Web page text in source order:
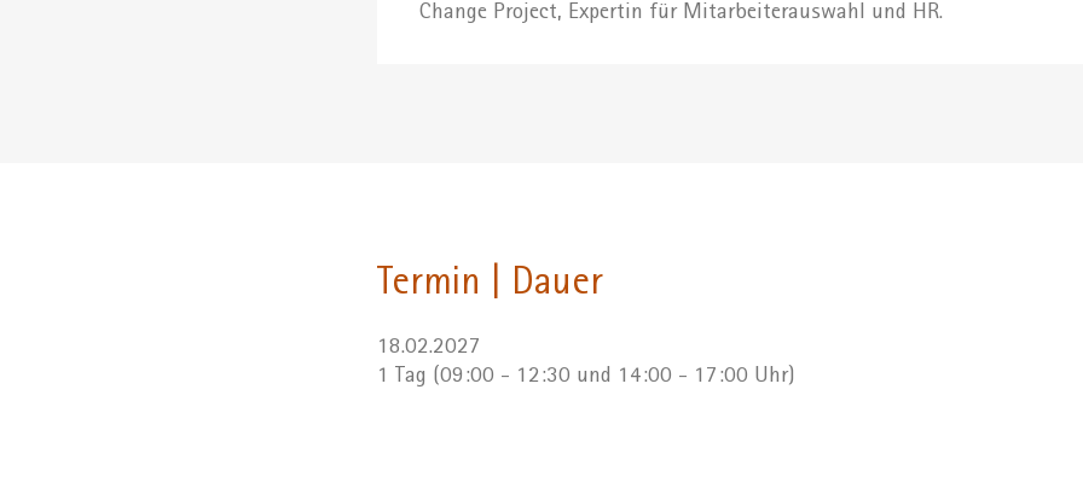
Change Project, Expertin für Mitarbeiterauswahl und HR.
Termin | Dauer
18.02.2027
1 Tag (09:00 - 12:30 und 14:00 - 17:00 Uhr)